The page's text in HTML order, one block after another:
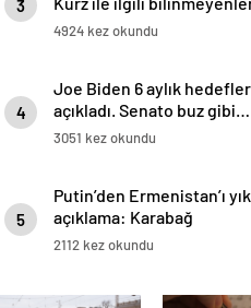
4924 kez okundu
4
açıkladı. Senato buz gibi…
3051 kez okundu
5
açıklama: Karabağ
Azerbaycan’ın ayrılmaz bir
parçasıdır!
2112 kez okundu